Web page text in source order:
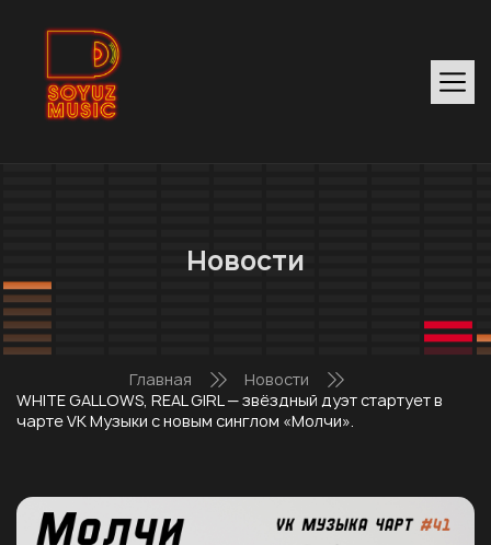
Новости
Главная
Новости
WHITE GALLOWS, REAL GIRL — звёздный дуэт стартует в
чарте VK Музыки с новым синглом «Молчи».